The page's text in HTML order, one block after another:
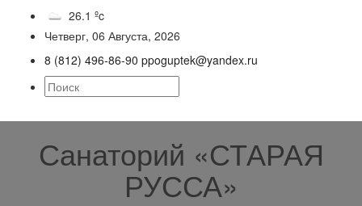
26.1 ºc
Четверг, 06 Августа, 2026
8 (812) 496-86-90 ppoguptek@yandex.ru
Санаторий «СТАРАЯ
РУССА»